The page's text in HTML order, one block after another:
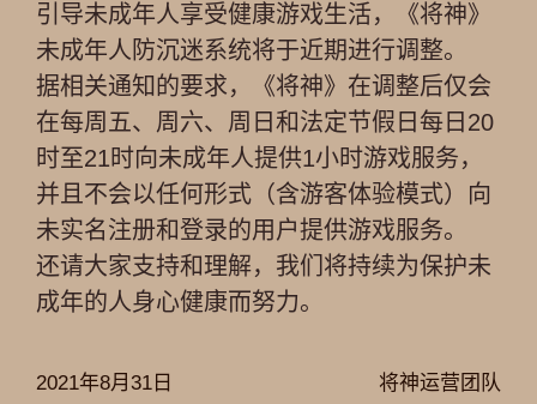
引导未成年人享受健康游戏生活，《将神》
未成年人防沉迷系统将于近期进行调整。
据相关通知的要求，《将神》在调整后仅会
在每周五、周六、周日和法定节假日每日20
时至21时向未成年人提供1小时游戏服务，
并且不会以任何形式（含游客体验模式）向
未实名注册和登录的用户提供游戏服务。
还请大家支持和理解，我们将持续为保护未
成年的人身心健康而努力。
将神运营团队
2021年8月31日